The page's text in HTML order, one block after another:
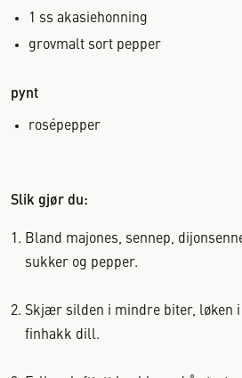
1
ss akasiehonning
grovmalt sort pepper
pynt
rosépepper
Slik gjør du:
Bland majones, sennep,
sukker og pepper.
Skjær silden i mindre biter, løken i
finhakk dill.